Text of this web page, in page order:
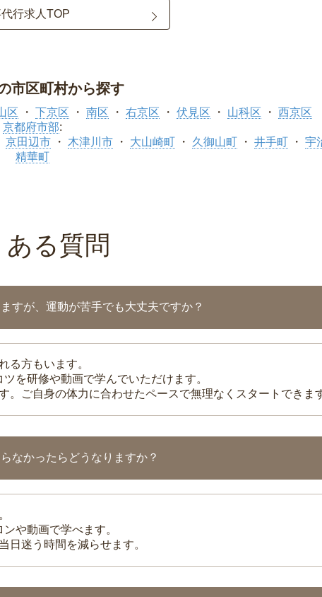
行求人TOP
市区町村から探す
区 下京区 南区 右京区 伏見区 山科区
西京区
京都府市部:
京田辺市 木津川市 大山崎町 久御山町 井手町
宇
精華町
ある質問
すが、運動が苦手でも大丈夫ですか？
る方もいます。
を研修や動画で学んでいただけます。
ご自身の体力に合わせたペースで無理なくスタートできま
なかったらどうなりますか？
や動画で学べます。
日迷う時間を減らせます。